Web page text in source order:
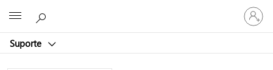
Suporte
Entre
em
sua